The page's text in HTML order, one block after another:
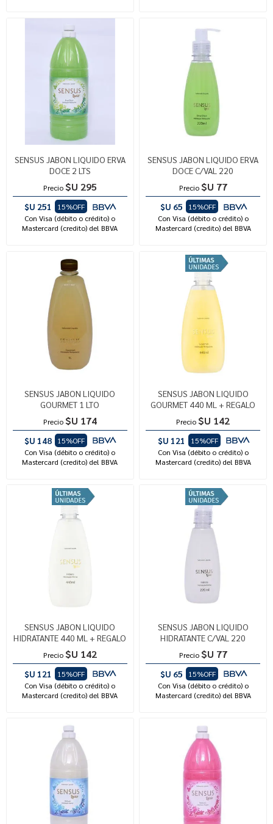
SENSUS JABON LIQUIDO ERVA
DOCE 2 LTS
Precio $U 295
$U 251
15%OFF
Con Visa (débito o crédito) o
Mastercard (credito) del BBVA
SENSUS JABON LIQUIDO ERVA
DOCE C/VAL 220
Precio $U 77
$U 65
15%OFF
Con Visa (débito o crédito) o
Mastercard (credito) del BBVA
SENSUS JABON LIQUIDO
GOURMET 1 LTO
Precio $U 174
$U 148
15%OFF
Con Visa (débito o crédito) o
Mastercard (credito) del BBVA
SENSUS JABON LIQUIDO
GOURMET 440 ML + REGALO
Precio $U 142
$U 121
15%OFF
Con Visa (débito o crédito) o
Mastercard (credito) del BBVA
SENSUS JABON LIQUIDO
HIDRATANTE 440 ML + REGALO
Precio $U 142
$U 121
15%OFF
Con Visa (débito o crédito) o
Mastercard (credito) del BBVA
SENSUS JABON LIQUIDO
HIDRATANTE C/VAL 220
Precio $U 77
$U 65
15%OFF
Con Visa (débito o crédito) o
Mastercard (credito) del BBVA